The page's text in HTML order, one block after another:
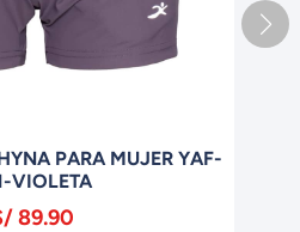
PARA MUJER YAF-
VIOLETA
89.90